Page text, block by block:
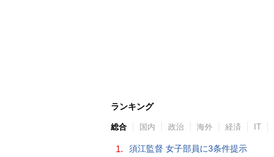
ランキング
総合 国内 政治 海外 経済 IT
1. 須江監督 女子部員に3条件提示